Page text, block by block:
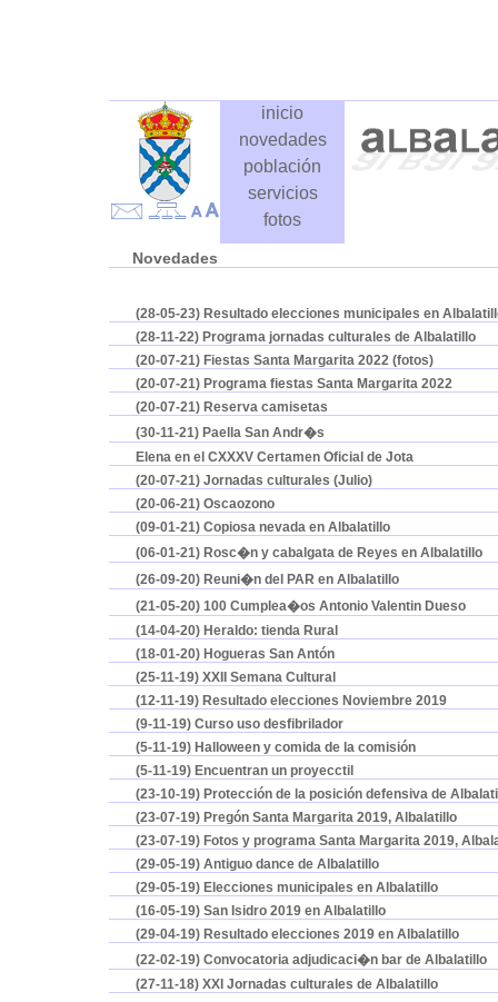
inicio
novedades
población
servicios
fotos
Novedades
(28-05-23) Resultado elecciones municipales en
(28-11-22) Programa jornadas culturales de Albalatillo
(20-07-21) Fiestas Santa Margarita 2022 (fotos)
(20-07-21) Programa fiestas Santa Margarita 2022
(20-07-21) Reserva camisetas
(30-11-21) Paella San Andr�s
Elena en el CXXXV Certamen Oficial de Jota
(20-07-21) Jornadas culturales (Julio)
(20-06-21) Oscaozono
(09-01-21) Copiosa nevada en Albalatillo
(06-01-21) Rosc�n y cabalgata de Reyes en Albalatillo
(26-09-20) Reuni�n del PAR en Albalatillo
(21-05-20) 100 Cumplea�os Antonio Valentin Dueso
(14-04-20) Heraldo: tienda Rural
(18-01-20) Hogueras San Antón
(25-11-19) XXII Semana Cultural
(12-11-19) Resultado elecciones Noviembre 2019
(9-11-19) Curso uso desfibrilador
(5-11-19) Halloween y comida de la comisión
(5-11-19) Encuentran un proyecctil
(23-10-19) Protección de la posición defensiva de
(23-07-19) Pregón Santa Margarita 2019, Albalatillo
(23-07-19) Fotos y programa Santa Margarita 2019,
(29-05-19) Antiguo dance de Albalatillo
(29-05-19) Elecciones municipales en Albalatillo
(16-05-19) San Isidro 2019 en Albalatillo
(29-04-19) Resultado elecciones 2019 en Albalatillo
(22-02-19) Convocatoria adjudicaci�n bar de Albalatillo
(27-11-18) XXI Jornadas culturales de Albalatillo